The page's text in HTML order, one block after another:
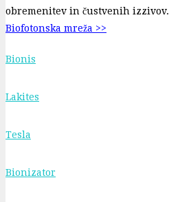
obremenitev in čustvenih izzivov.
Biofotonska mreža >>
Bionis
Lakites
Tesla
Bionizator